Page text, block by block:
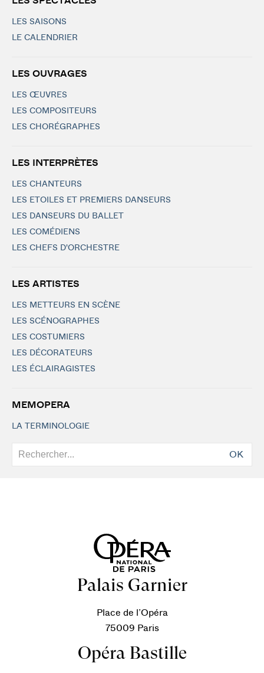
LES SAISONS
LE CALENDRIER
LES OUVRAGES
LES ŒUVRES
LES COMPOSITEURS
LES CHORÉGRAPHES
LES INTERPRÈTES
LES CHANTEURS
LES ETOILES ET PREMIERS DANSEURS
LES DANSEURS DU BALLET
LES COMÉDIENS
LES CHEFS D'ORCHESTRE
LES ARTISTES
LES METTEURS EN SCÈNE
LES SCÉNOGRAPHES
LES COSTUMIERS
LES DÉCORATEURS
LES ÉCLAIRAGISTES
MEMOPERA
LA TERMINOLOGIE
OK
Palais Garnier
Place de l’Opéra
75009 Paris
Opéra Bastille